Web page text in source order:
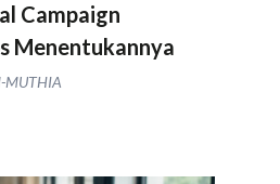
Campaign
Menentukannya
MUTHIA